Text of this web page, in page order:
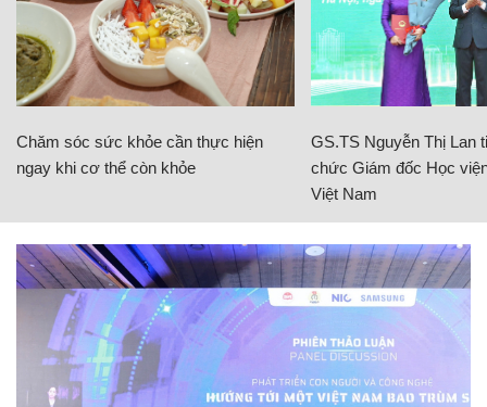
Chăm sóc sức khỏe cần thực hiện
ngay khi cơ thể còn khỏe
GS.TS Nguyễn Thị Lan
chức Giám đốc Học
Việt Nam